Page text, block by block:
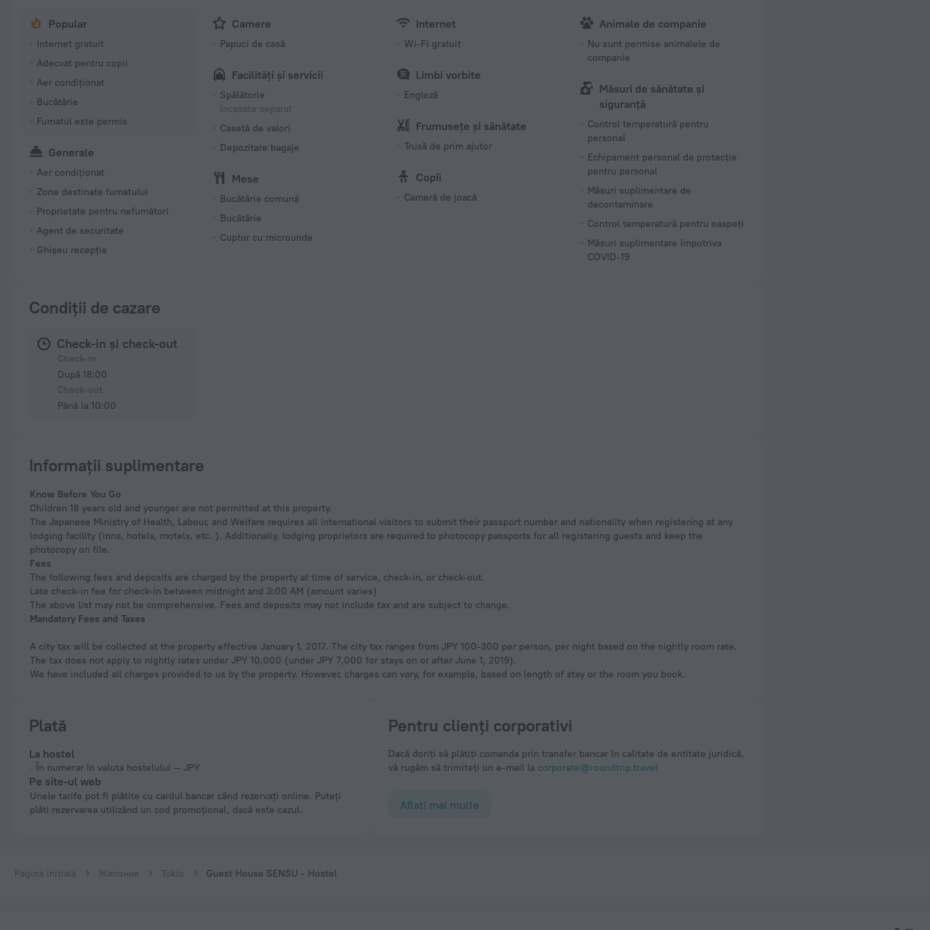
Număr de camere și etaje
3 camere, 2 etaje
Popular
Internet gratuit
Adecvat pentru copii
Aer condiționat
Bucătărie
Fumatul este permis
Generale
Aer condiționat
Zone destinate fumatului
Proprietate pentru nefumători
Agent de securitate
Ghișeu recepție
Camere
Papuci de casă
Facilități și servicii
Spălătorie
încasate separat
Casetă de valori
Depozitare bagaje
Mese
Bucătărie comună
Bucătărie
Cuptor cu microunde
Internet
Wi-Fi gratuit
Limbi vorbite
Engleză
Frumusețe și sănătate
Trusă de prim ajutor
Copii
Cameră de joacă
Animale de companie
Nu sunt permise animalele de
companie
Măsuri de sănătate și
siguranță
Control temperatură pentru
personal
Echipament personal de protecție
pentru personal
Măsuri suplimentare de
decontaminare
Control temperatură pentru oaspeți
Măsuri suplimentare împotriva
COVID-19
Condiții de cazare
Check-in și check-out
După 18:00
Până la 10:00
Informații suplimentare
Know Before You Go
Children 18 years old and younger are not permitted at this property.
The Japanese Ministry of Health, Labour, and Welfare requires all international visitors to submit their passport number and nationality when registering at any
lodging facility (inns, hotels, motels, etc. ). Additionally, lodging proprietors are required to photocopy passports for all registering guests and keep the
photocopy on file.
Fees
The following fees and deposits are charged by the property at time of service, check-in, or check-out.
Late check-in fee for check-in between midnight and 3:00 AM (amount varies)
The above list may not be comprehensive. Fees and deposits may not include tax and are subject to change.
Mandatory Fees and Taxes
A city tax will be collected at the property effective January 1, 2017. The city tax ranges from JPY 100-300 per person, per night based on the nightly room rate.
The tax does not apply to nightly rates under JPY 10,000 (under JPY 7,000 for stays on or after June 1, 2019).
We have included all charges provided to us by the property. However, charges can vary, for example, based on length of stay or the room you book.
Plată
La hostel
În numerar în valuta hostelului — JPY
Pe site-ul web
Unele tarife pot fi plătite cu cardul bancar când rezervați online. Puteți
plăti rezervarea utilizând un cod promoțional, dacă este cazul.
Pentru clienți corporativi
Dacă doriți să plătiți comanda prin transfer bancar în calitate de entitate juridică,
vă rugăm să trimiteți un e-mail la corporate@roundtrip.travel
Aflați mai multe
Pagina inițială Жапония Tokio Guest House SENSU - Hostel